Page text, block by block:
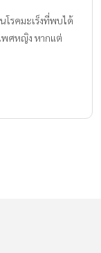
โรคมะเร็งที่พบได้
พศหญิง หากแต่